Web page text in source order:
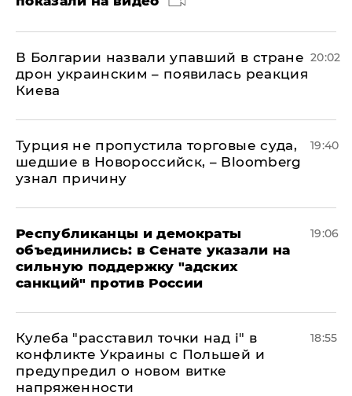
В Болгарии назвали упавший в стране
дрон украинским – появилась реакция
Киева
20:02
Турция не пропустила торговые суда,
шедшие в Новороссийск, – Bloomberg
узнал причину
19:40
Республиканцы и демократы
объединились: в Сенате указали на
сильную поддержку "адских
санкций" против России
19:06
Кулеба "расставил точки над і" в
конфликте Украины с Польшей и
предупредил о новом витке
напряженности
18:55